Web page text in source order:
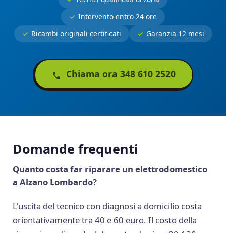
Intervento entro 24 ore
Ricambi originali certificati
Garanzia 12 mesi
Chiama ora 348 610 2520
Domande frequenti
Quanto costa far riparare un elettrodomestico
a Alzano Lombardo?
L'uscita del tecnico con diagnosi a domicilio costa
orientativamente tra 40 e 60 euro. Il costo della